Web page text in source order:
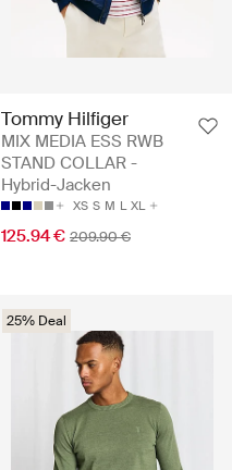
Tommy Hilfiger
MIX MEDIA ESS RWB
STAND COLLAR -
Hybrid-Jacken
XS S M L XL
125.94 € 209.90 €
25% Deal